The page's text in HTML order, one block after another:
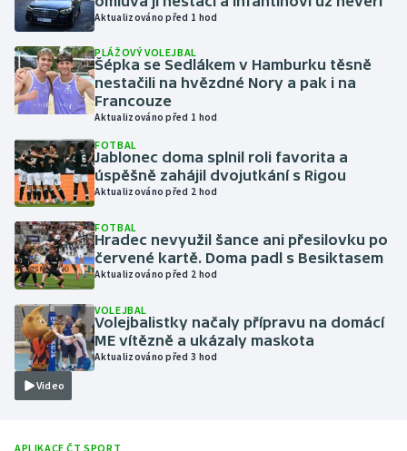
Krasobruslení
Lezení
Lyže a snowboard
Moderní pětiboj
Motorsport
Olympijské hry
Plavání
Plážový volejbal
Aktualizováno před 1 hod
PLÁŽOVÝ VOLEJBAL
Šépka se Sedlákem v Hamburku těsně
nestačili na hvězdné Nory a pak i na
Francouze
Aktualizováno před 1 hod
FOTBAL
Jablonec doma splnil roli favorita a
úspěšně zahájil dvojutkání s Rigou
Aktualizováno před 2 hod
FOTBAL
Hradec nevyužil šance ani přesilovku po
červené kartě. Doma padl s Besiktasem
Aktualizováno před 2 hod
Video
VOLEJBAL
Volejbalistky načaly přípravu na domácí
ME vítězně a ukázaly maskota
Aktualizováno před 3 hod
APLIKACE ČT SPORT